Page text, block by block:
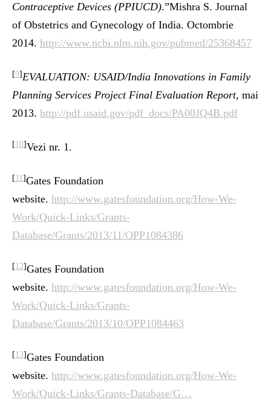
Contraceptive Devices (PPIUCD).”Mishra S. Journal
of Obstetrics and Gynecology of India. Octombrie
2014. http://www.ncbi.nlm.nih.gov/pubmed/25368457
[9]EVALUATION: USAID/India Innovations in Family
Planning Services Project Final Evaluation Report, mai
2013. http://pdf.usaid.gov/pdf_docs/PA00JQ4B.pdf
[10]Vezi nr. 1.
[11 ]Gates Foundation
website. http://www.gatesfoundation.org/How-We-
Work/Quick-Links/Grants-
Database/Grants/2013/11/OPP1084386
[12]Gates Foundation
website. http://www.gatesfoundation.org/How-We-
Work/Quick-Links/Grants-
Database/Grants/2013/10/OPP1084463
[13]Gates Foundation
website. http://www.gatesfoundation.org/How-We-
Work/Quick-Links/Grants-Database/G…